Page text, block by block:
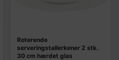
Roterende
serveringstallerkener 2 stk.
30 cm hærdet glas